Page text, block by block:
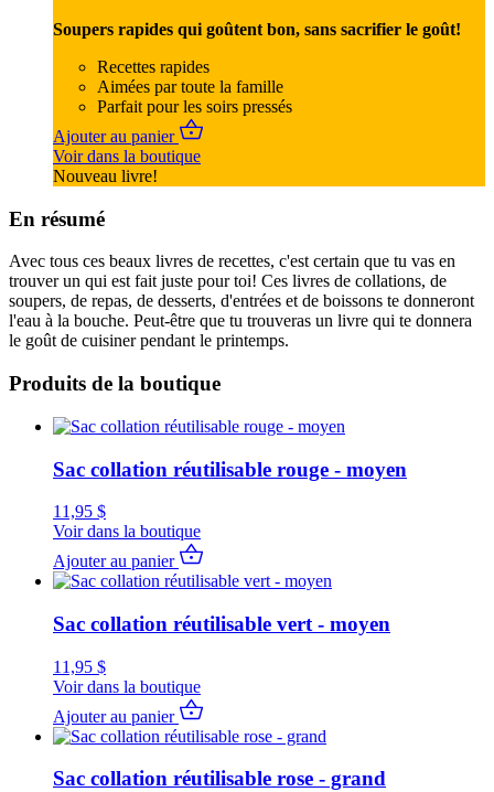
Soupers rapides qui goûtent bon, sans sacrifier le goût!
Recettes rapides
Aimées par toute la famille
Parfait pour les soirs pressés
Ajouter au panier
Voir dans la boutique
Nouveau livre!
En résumé
Avec tous ces beaux livres de recettes, c'est certain que tu vas en
trouver un qui est fait juste pour toi! Ces livres de collations, de
soupers, de repas, de desserts, d'entrées et de boissons te donneront
l'eau à la bouche. Peut-être que tu trouveras un livre qui te donnera
le goût de cuisiner pendant le printemps.
Produits de la boutique
Sac collation réutilisable rouge - moyen
11,95 $
Voir dans la boutique
Ajouter au panier
Sac collation réutilisable vert - moyen
11,95 $
Voir dans la boutique
Ajouter au panier
Sac collation réutilisable rose - grand